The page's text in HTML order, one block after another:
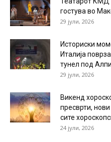
гостува во
29 јули, 2026
Историски
Италија
тунел под
29 јули, 2026
Викенд
пресврти,
сите
24 јули, 2026